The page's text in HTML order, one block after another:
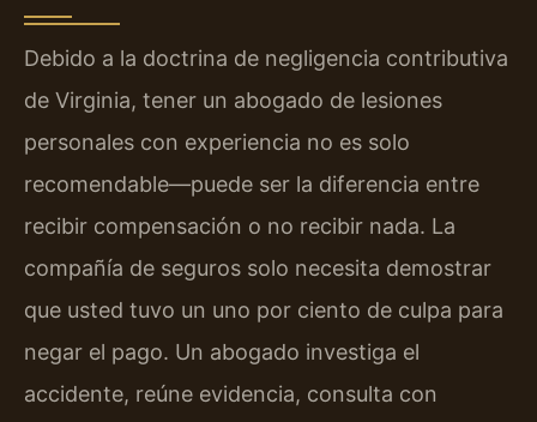
Debido a la doctrina de negligencia contributiva
de Virginia, tener un abogado de lesiones
personales con experiencia no es solo
recomendable—puede ser la diferencia entre
recibir compensación o no recibir nada. La
compañía de seguros solo necesita demostrar
que usted tuvo un uno por ciento de culpa para
negar el pago. Un abogado investiga el
accidente, reúne evidencia, consulta con